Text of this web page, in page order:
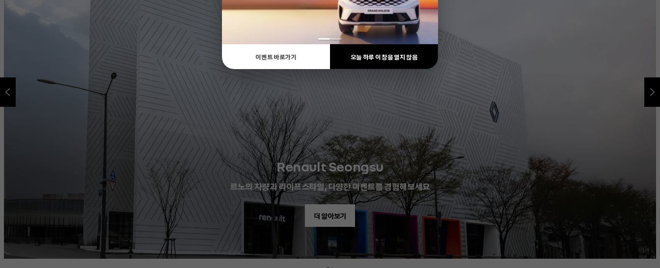
이벤트 바로가기 오늘 하루 이 창을 열지 않음
Renault Seongsu
르노의 차량과 라이프스타일, 다양한 이벤트를 경험해보세요
더 알아보기